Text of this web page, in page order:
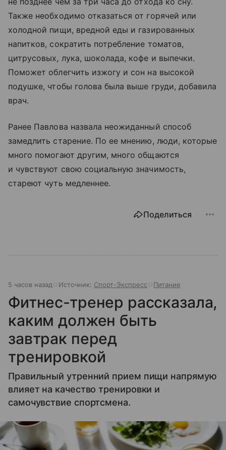
Также необходимо отказаться от горячей или
холодной пищи, вредной еды и газированных
напитков, сократить потребление томатов,
цитрусовых, лука, шоколада, кофе и выпечки.
Поможет облегчить изжогу и сон на высокой
подушке, чтобы голова была выше груди, добавила
врач.
Ранее Павлова назвала неожиданный способ
замедлить старение. По ее мнению, люди, которые
много помогают другим, много общаются
и чувствуют свою социальную значимость,
стареют чуть медленнее.
Поделиться
5 часов назад Источник: Спорт-Экспресс Питание
Фитнес-тренер рассказала,
каким должен быть
завтрак перед
тренировкой
Правильный утренний прием пищи напрямую
влияет на качество тренировки и
самочувствие спортсмена.